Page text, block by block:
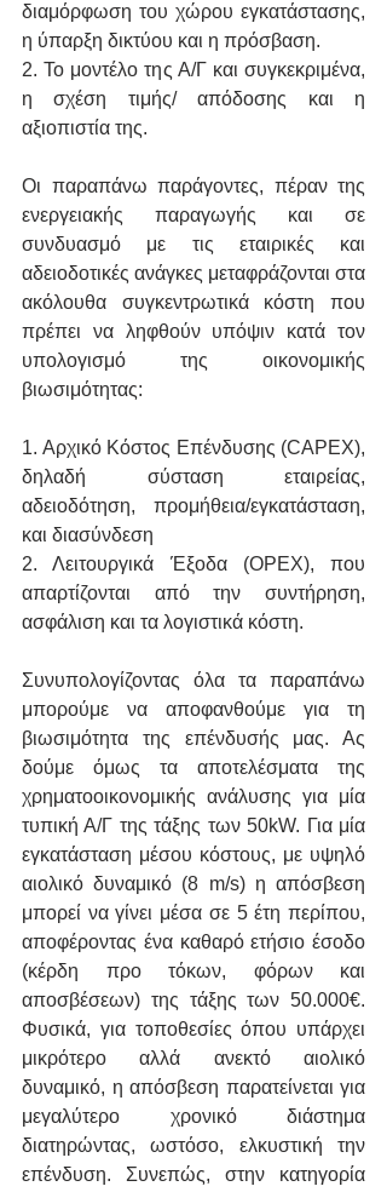
διαμόρφωση του χώρου εγκατάστασης,
η ύπαρξη δικτύου και η πρόσβαση.
2. Το μοντέλο της Α/Γ και συγκεκριμένα,
η σχέση τιμής/ απόδοσης και η
αξιοπιστία της.
Οι παραπάνω παράγοντες, πέραν της
ενεργειακής παραγωγής και σε
συνδυασμό με τις εταιρικές και
αδειοδοτικές ανάγκες μεταφράζονται στα
ακόλουθα συγκεντρωτικά κόστη που
πρέπει να ληφθούν υπόψιν κατά τον
υπολογισμό της οικονομικής
βιωσιμότητας:
1. Αρχικό Κόστος Επένδυσης (CAPEX),
δηλαδή σύσταση εταιρείας,
αδειοδότηση, προμήθεια/εγκατάσταση,
και διασύνδεση
2. Λειτουργικά Έξοδα (OPEX), που
απαρτίζονται από την συντήρηση,
ασφάλιση και τα λογιστικά κόστη.
Συνυπολογίζοντας όλα τα παραπάνω
μπορούμε να αποφανθούμε για τη
βιωσιμότητα της επένδυσής μας. Ας
δούμε όμως τα αποτελέσματα της
χρηματοοικονομικής ανάλυσης για μία
τυπική Α/Γ της τάξης των 50kW. Για μία
εγκατάσταση μέσου κόστους, με υψηλό
αιολικό δυναμικό (8 m/s) η απόσβεση
μπορεί να γίνει μέσα σε 5 έτη περίπου,
αποφέροντας ένα καθαρό ετήσιο έσοδο
(κέρδη προ τόκων, φόρων και
αποσβέσεων) της τάξης των 50.000€.
Φυσικά, για τοποθεσίες όπου υπάρχει
μικρότερο αλλά ανεκτό αιολικό
δυναμικό, η απόσβεση παρατείνεται για
μεγαλύτερο χρονικό διάστημα
διατηρώντας, ωστόσο, ελκυστική την
επένδυση. Συνεπώς, στην κατηγορία